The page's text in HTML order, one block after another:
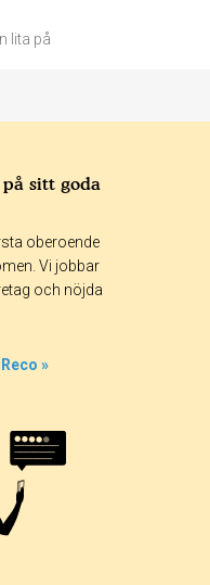
lita på
dagar
30 dagar
sitt goda
oberoende
Vi jobbar
och nöjda
»